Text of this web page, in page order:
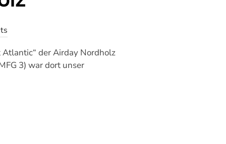
der Airday Nordholz
3) war dort unser